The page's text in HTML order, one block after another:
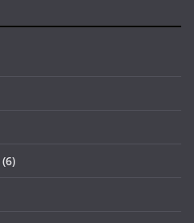
(6)